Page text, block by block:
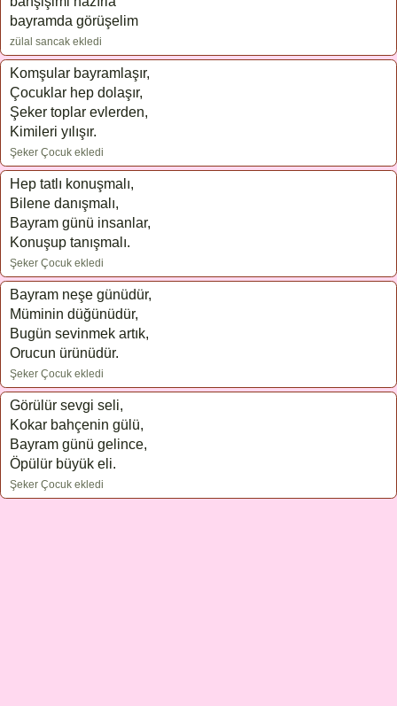
bayramda görüşelim
zülal sancak ekledi
Komşular bayramlaşır,
Çocuklar hep dolaşır,
Şeker toplar evlerden,
Kimileri yılışır.
Şeker Çocuk ekledi
Hep tatlı konuşmalı,
Bilene danışmalı,
Bayram günü insanlar,
Konuşup tanışmalı.
Şeker Çocuk ekledi
Bayram neşe günüdür,
Müminin düğünüdür,
Bugün sevinmek artık,
Orucun ürünüdür.
Şeker Çocuk ekledi
Görülür sevgi seli,
Kokar bahçenin gülü,
Bayram günü gelince,
Öpülür büyük eli.
Şeker Çocuk ekledi